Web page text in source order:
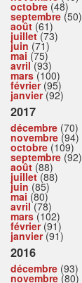
octobre (48)
septembre (50)
août (61)
juillet(73)
juin (71)
mai (75)
avril(93)
mars(100)
février(95)
janvier(92)
2017
décembre (70)
novembre (94)
octobre (109)
septembre (92)
août (88)
juillet(88)
juin (85)
mai (80)
avril(78)
mars(102)
février(91)
janvier(91)
2016
décembre (93)
novembre (80)